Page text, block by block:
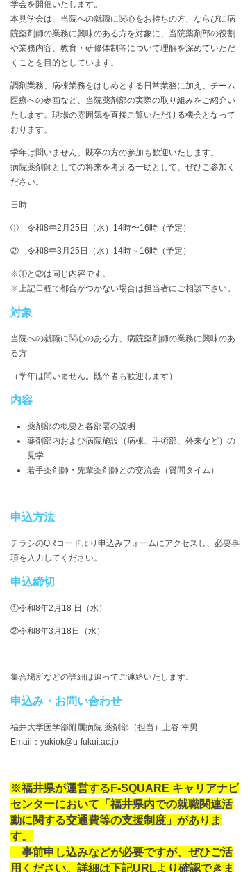
学会を開催いたします。
本見学会は、当院への就職に関心をお持ちの方、ならびに病
院薬剤師の業務に興味のある方を対象に、当院薬剤部の役割
や業務内容、教育・研修体制等について理解を深めていただ
くことを目的としています。
調剤業務、病棟業務をはじめとする日常業務に加え、チーム
医療への参画など、当院薬剤部の実際の取り組みをご紹介い
たします。現場の雰囲気を直接ご覧いただける機会となって
おります。
学年は問いません。既卒の方の参加も歓迎いたします。
病院薬剤師としての将来を考える一助として、ぜひご参加く
ださい。
日時
① 令和8年2月25日（水）14時〜16時（予定）
② 令和8年3月25日（水）14時～16時（予定）
※①と②は同じ内容です。
※上記日程で都合がつかない場合は担当者にご相談下さい。
対象
当院への就職に関心のある方、病院薬剤師の業務に興味のあ
る方
（学年は問いません。既卒者も歓迎します）
内容
薬剤部の概要と各部署の説明
薬剤部内および病院施設（病棟、手術部、外来など）の
見学
若手薬剤師・先輩薬剤師との交流会（質問タイム）
申込方法
チラシのQRコードより申込みフォームにアクセスし、必要事
項を入力してください。
申込締切
①令和8年2月18 日（水）
②令和8年3月18日（水）
集合場所などの詳細は追ってご連絡いたします。
申込み・お問い合わせ
福井大学医学部附属病院 薬剤部（担当）上谷 幸男
Email：yukiok@u-fukui.ac.jp
※福井県が運営するF-SQUARE キャリアナビ
センターにおいて「福井県内での就職関連活
動に関する交通費等の支援制度」がありま
す。
事前申し込みなどが必要ですが、ぜひご活
用ください。詳細は下記URLより確認できま